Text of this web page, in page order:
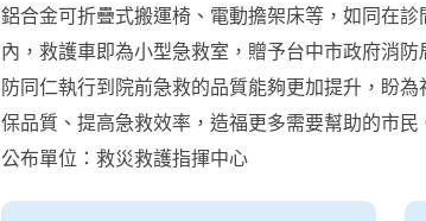
鋁合金可折疊式搬運椅、電動擔架床等，如同在
內，救護車即為小型急救室，贈予台中市政府消
防同仁執行到院前急救的品質能夠更加提升，盼
保品質、提高急救效率，造福更多需要幫助的市民
公布單位：救災救護指揮中心